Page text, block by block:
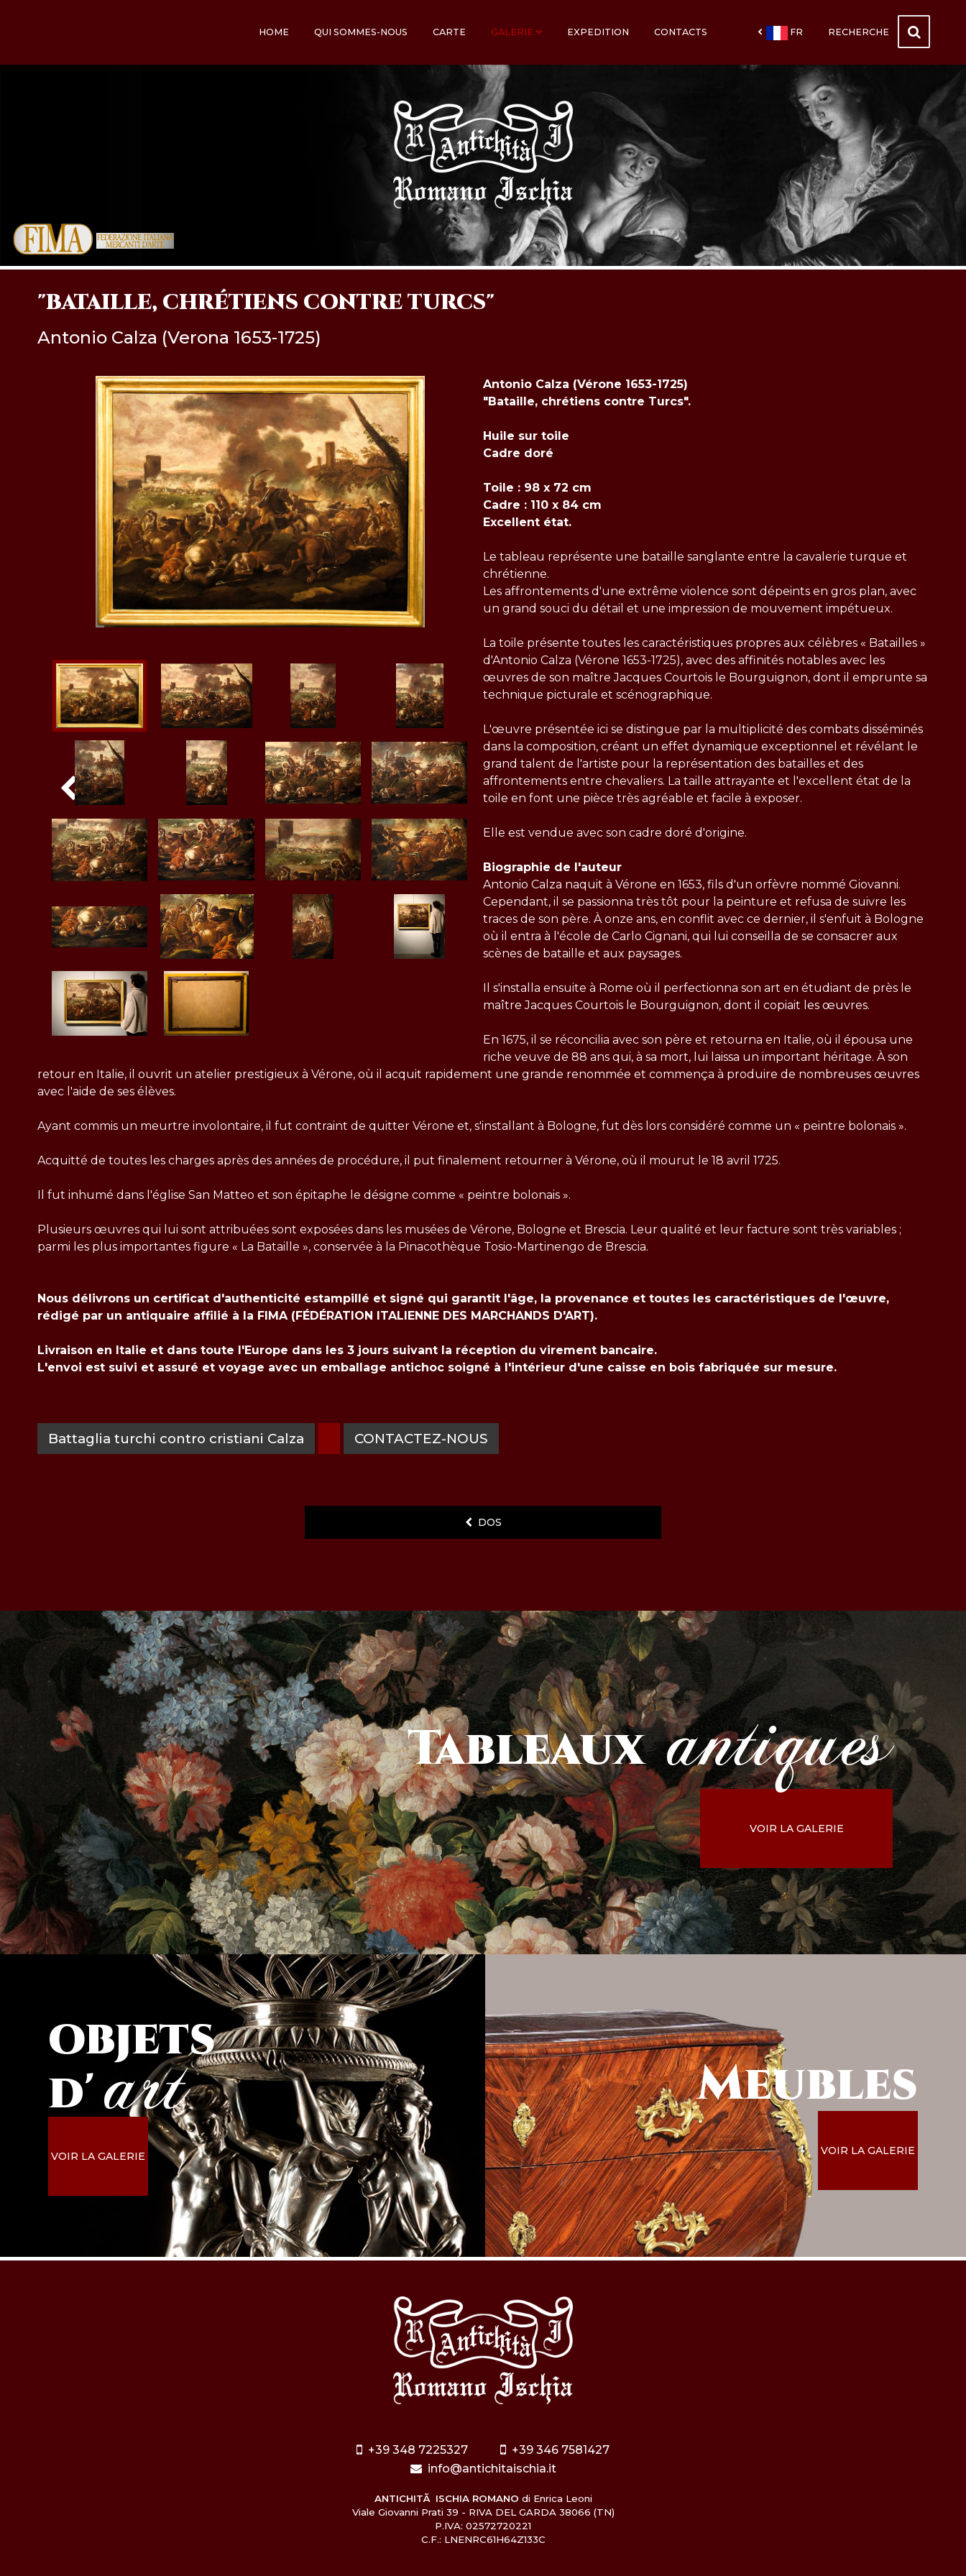
FR RECHERCHE
HOME QUI SOMMES-NOUS CARTE GALERIE EXPEDITION CONTACTS
"BATAILLE, CHRÉTIENS CONTRE TURCS"
Antonio Calza (Verona 1653-1725)
Antonio Calza (Vérone 1653-1725)
"Bataille, chrétiens contre Turcs".
Huile sur toile
Cadre doré
Toile : 98 x 72 cm
Cadre : 110 x 84 cm
Excellent état.
Le tableau représente une bataille sanglante entre la cavalerie turque et
chrétienne.
Les affrontements d'une extrême violence sont dépeints en gros plan, avec
un grand souci du détail et une impression de mouvement impétueux.
La toile présente toutes les caractéristiques propres aux célèbres « Batailles »
d'Antonio Calza (Vérone 1653-1725), avec des affinités notables avec les
œuvres de son maître Jacques Courtois le Bourguignon, dont il emprunte sa
technique picturale et scénographique.
L'œuvre présentée ici se distingue par la multiplicité des combats disséminés
dans la composition, créant un effet dynamique exceptionnel et révélant le
grand talent de l'artiste pour la représentation des batailles et des
affrontements entre chevaliers. La taille attrayante et l'excellent état de la
toile en font une pièce très agréable et facile à exposer.
Elle est vendue avec son cadre doré d'origine.
Biographie de l'auteur
Antonio Calza naquit à Vérone en 1653, fils d'un orfèvre nommé Giovanni.
Cependant, il se passionna très tôt pour la peinture et refusa de suivre les
traces de son père. À onze ans, en conflit avec ce dernier, il s'enfuit à Bologne
où il entra à l'école de Carlo Cignani, qui lui conseilla de se consacrer aux
scènes de bataille et aux paysages.
Il s'installa ensuite à Rome où il perfectionna son art en étudiant de près le
maître Jacques Courtois le Bourguignon, dont il copiait les œuvres.
En 1675, il se réconcilia avec son père et retourna en Italie, où il épousa une
riche veuve de 88 ans qui, à sa mort, lui laissa un important héritage. À son
retour en Italie, il ouvrit un atelier prestigieux à Vérone, où il acquit rapidement une grande renommée et commença à produire de nombreuses œuvres
avec l'aide de ses élèves.
Ayant commis un meurtre involontaire, il fut contraint de quitter Vérone et, s'installant à Bologne, fut dès lors considéré comme un « peintre bolonais ».
Acquitté de toutes les charges après des années de procédure, il put finalement retourner à Vérone, où il mourut le 18 avril 1725.
Il fut inhumé dans l'église San Matteo et son épitaphe le désigne comme « peintre bolonais ».
Plusieurs œuvres qui lui sont attribuées sont exposées dans les musées de Vérone, Bologne et Brescia. Leur qualité et leur facture sont très variables ;
parmi les plus importantes figure « La Bataille », conservée à la Pinacothèque Tosio-Martinengo de Brescia.
Nous délivrons un certificat d'authenticité estampillé et signé qui garantit l'âge, la provenance et toutes les caractéristiques de l'œuvre,
rédigé par un antiquaire affilié à la FIMA (FÉDÉRATION ITALIENNE DES MARCHANDS D'ART).
Livraison en Italie et dans toute l'Europe dans les 3 jours suivant la réception du virement bancaire.
L'envoi est suivi et assuré et voyage avec un emballage antichoc soigné à l'intérieur d'une caisse en bois fabriquée sur mesure.
Battaglia turchi contro cristiani Calza CONTACTEZ-NOUS
DOS
Tableaux antiques
VOIR LA GALERIE
objets
d' art
VOIR LA GALERIE
Meubles
VOIR LA GALERIE
+39 348 7225327
+39 346 7581427
info@antichitaischia.it
ANTICHITÃ ISCHIA ROMANO di Enrica Leoni
Viale Giovanni Prati 39 - RIVA DEL GARDA 38066 (TN)
P.IVA: 02572720221
C.F.: LNENRC61H64Z133C